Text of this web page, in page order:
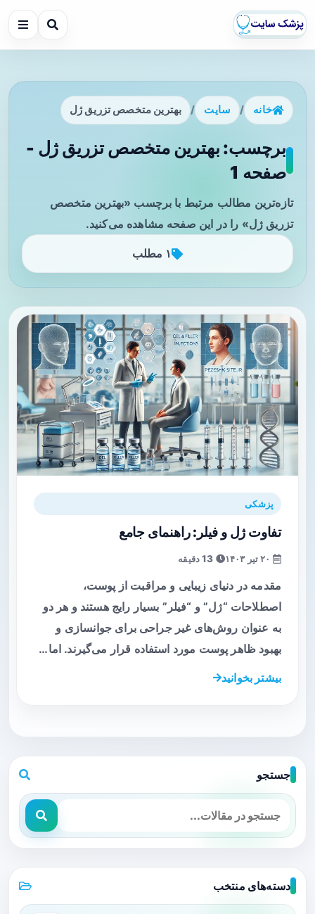
خانه / سایت / بهترین متخصص تزریق ژل
برچسب: بهترین متخصص تزریق ژل -
صفحه 1
تازه‌ترین مطالب مرتبط با برچسب «بهترین متخصص
تزریق ژل» را در این صفحه مشاهده می‌کنید.
۱ مطلب
پزشکی
تفاوت ژل و فیلر: راهنمای جامع
مقدمه در دنیای زیبایی و مراقبت از پوست،
اصطلاحات “ژل” و “فیلر” بسیار رایج هستند و هر دو
به عنوان روش‌های غیر جراحی برای جوانسازی و
بهبود ظاهر پوست مورد استفاده قرار می‌گیرند. اما…
بیشتر بخوانید
جستجو
دسته‌های منتخب